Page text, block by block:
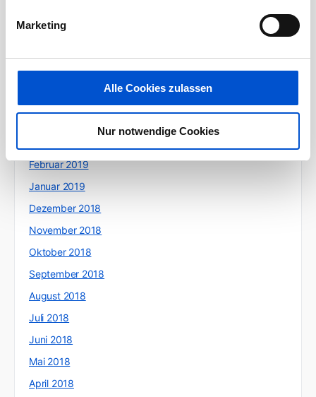
Marketing
Alle Cookies zulassen
Nur notwendige Cookies
August 2019
Februar 2019
Januar 2019
Dezember 2018
November 2018
Oktober 2018
September 2018
August 2018
Juli 2018
Juni 2018
Mai 2018
April 2018